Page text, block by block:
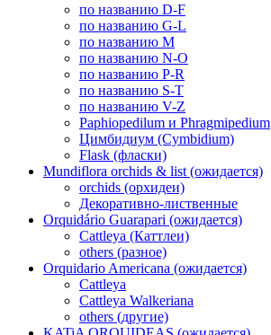
по названию D-F
по названию G-L
по названию M
по названию N-O
по названию P-R
по названию S-T
по названию V-Z
Paphiopedilum и Phragmipedium
Цимбидиум (Cymbidium)
Flask (фласки)
Mundiflora orchids & list (ожидается)
orchids (орхидеи)
Декоративно-лиственные
Orquidário Guarapari (ожидается)
Cattleya (Каттлеи)
others (разное)
Orquidario Americana (ожидается)
Cattleya
Cattleya Walkeriana
others (другие)